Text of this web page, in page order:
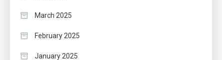
March 2025
February 2025
January 2025